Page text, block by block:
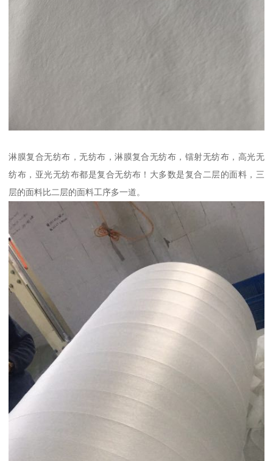
淋膜复合无纺布，无纺布，淋膜复合无纺布，镭射无纺布，高光无
纺布，亚光无纺布都是复合无纺布！大多数是复合二层的面料，三
层的面料比二层的面料工序多一道。